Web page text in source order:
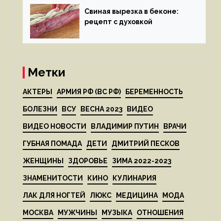
Свиная вырезка в беконе:
рецепт с духовкой
Метки
АКТЕРЫ АРМИЯ РФ (ВС РФ) БЕРЕМЕННОСТЬ
БОЛЕЗНИ ВСУ ВЕСНА 2023 ВИДЕО
ВИДЕО НОВОСТИ ВЛАДИМИР ПУТИН ВРАЧИ
ГУБНАЯ ПОМАДА ДЕТИ ДМИТРИЙ ПЕСКОВ
ЖЕНЩИНЫ ЗДОРОВЬЕ ЗИМА 2022-2023
ЗНАМЕНИТОСТИ КИНО КУЛИНАРИЯ
ЛАК ДЛЯ НОГТЕЙ ЛЮКС МЕДИЦИНА МОДА
МОСКВА МУЖЧИНЫ МУЗЫКА ОТНОШЕНИЯ